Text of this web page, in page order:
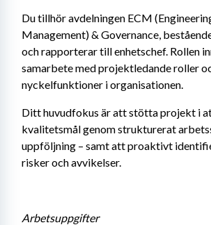
Du tillhör avdelningen ECM
Management) & Governance,
och rapporterar till enhetschef. Rollen
samarbete med projektledande roller
nyckelfunktioner i organisationen.
Ditt huvudfokus är att stötta projekt i
kvalitetsmål genom strukturerat
uppföljning – samt att proaktivt
risker och avvikelser.
Arbetsuppgifter